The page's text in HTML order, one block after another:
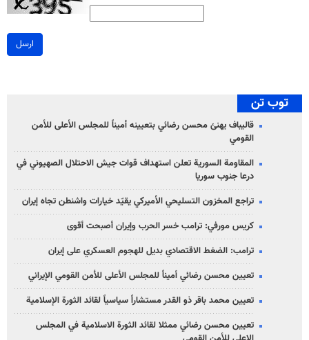
ارسل
توب تن
قاليباف يهنئ محسن رضائي بتعيينه أميناً للمجلس الأعلى للأمن
القومي
المقاومة السورية تعلن استهداف قوات جيش الاحتلال الصهيوني في
درعا جنوب سوريا
تراجع المخزون التسليحي الأميركي يقيّد خيارات واشنطن تجاه إيران
كريس مورفي: ترامب خسر الحرب وإيران أصبحت أقوى
ترامب: الضغط الاقتصادي بديل للهجوم العسكري على إيران
تعيين محسن رضائي أميناً للمجلس الأعلى للأمن القومي الإيراني
تعيين محمد باقر ذو القدر مستشاراً سياسياً لقائد الثورة الإسلامية
تعيين محسن رضائي ممثلا لقائد الثورة الاسلامية في المجلس